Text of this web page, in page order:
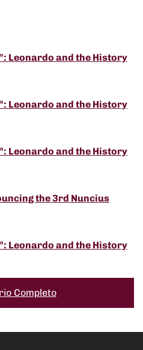
Leonardo and the History
Leonardo and the History
Leonardo and the History
the 3rd Nuncius
Leonardo and the History
Completo